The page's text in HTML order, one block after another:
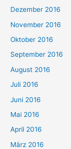
Dezember 2016
November 2016
Oktober 2016
September 2016
August 2016
Juli 2016
Juni 2016
Mai 2016
April 2016
März 2016